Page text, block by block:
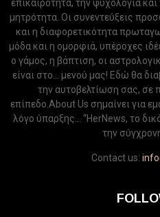
επικαιρότητα, την ψυχολογία
μητρότητα. Οι συνεντεύξεις
και η διαφορετικότητα
μόδα και η ομορφιά, υπέροχες
ο γάμος, η βάπτιση, οι
είναι στο... μενού μας! Εδώ θα
την αυτοβελτίωση σας, σε
επίπεδο.About Us σημαίνει για
λόγο ύπαρξης... “HerNews, το
την
Contact us: